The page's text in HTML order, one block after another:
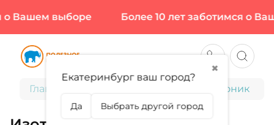
выборе Более 10 лет заботимся о Вашем
Главная Изотоник
✖
Екатеринбург ваш город?
Да Выбрать другой город